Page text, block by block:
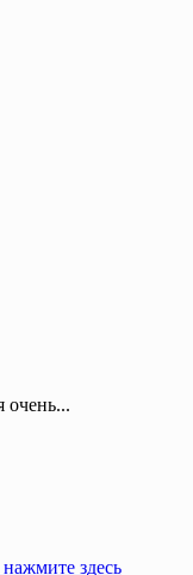
очень...
здесь